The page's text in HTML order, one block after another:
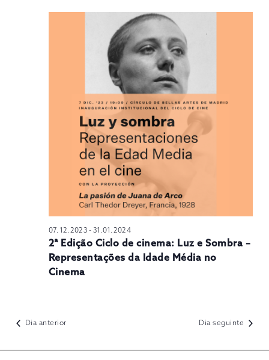
07.12.2023- 31.01.2024
2ª Edição Ciclo de cinema: Luz e Sombra –
Representações da Idade Média no
Cinema
Dia anterior Dia seguinte